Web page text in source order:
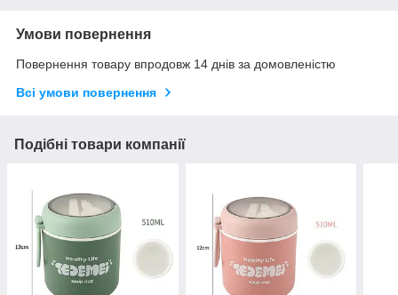
Умови повернення
Повернення товару впродовж 14 днів за домовленістю
Всі умови повернення
Подібні товари компанії